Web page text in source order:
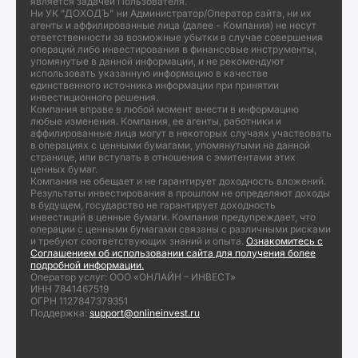
Ни УК "ДОХОДЪ" ни Администратор/Оператор сайта, ни их
агенты и аффилированные лица (далее - Компания) не несут
ответственности за возможные убытки в случае совершения
операций либо инвестирования в финансовые инструменты,
упомянутые в данной информации, и не рекомендуют
использовать указанную информацию в качестве
единственного источника информации при принятии
инвестиционного решения.
Компания вправе в любой момент внести в информацию
любые изменения. Компания, ее агенты, работники и
аффилированные лица могут в некоторых случаях участвовать
в операциях с ценными бумагами, упомянутыми на данной
странице, или вступать в отношения с эмитентами этих
ценных бумаг.
Компания не обещает и не гарантирует доходность вложений.
Результаты инвестирования в прошлом не определяют доходы
в будущем, государство не гарантирует доходность
инвестиций в ценные бумаги. Компания предупреждает, что
операции с ценными бумагами связаны с различными рисками
и требуют соответствующих знаний и опыта. Ознакомитесь с
Соглашением об использовании сайта для получения более
подробной информации.
Оператор услуг: ООО «ОНЛАЙН – ИНВЕСТ»
ИНН 7841467519
ОГРН 1127847379351
Поддержка: support@onlineinvest.ru